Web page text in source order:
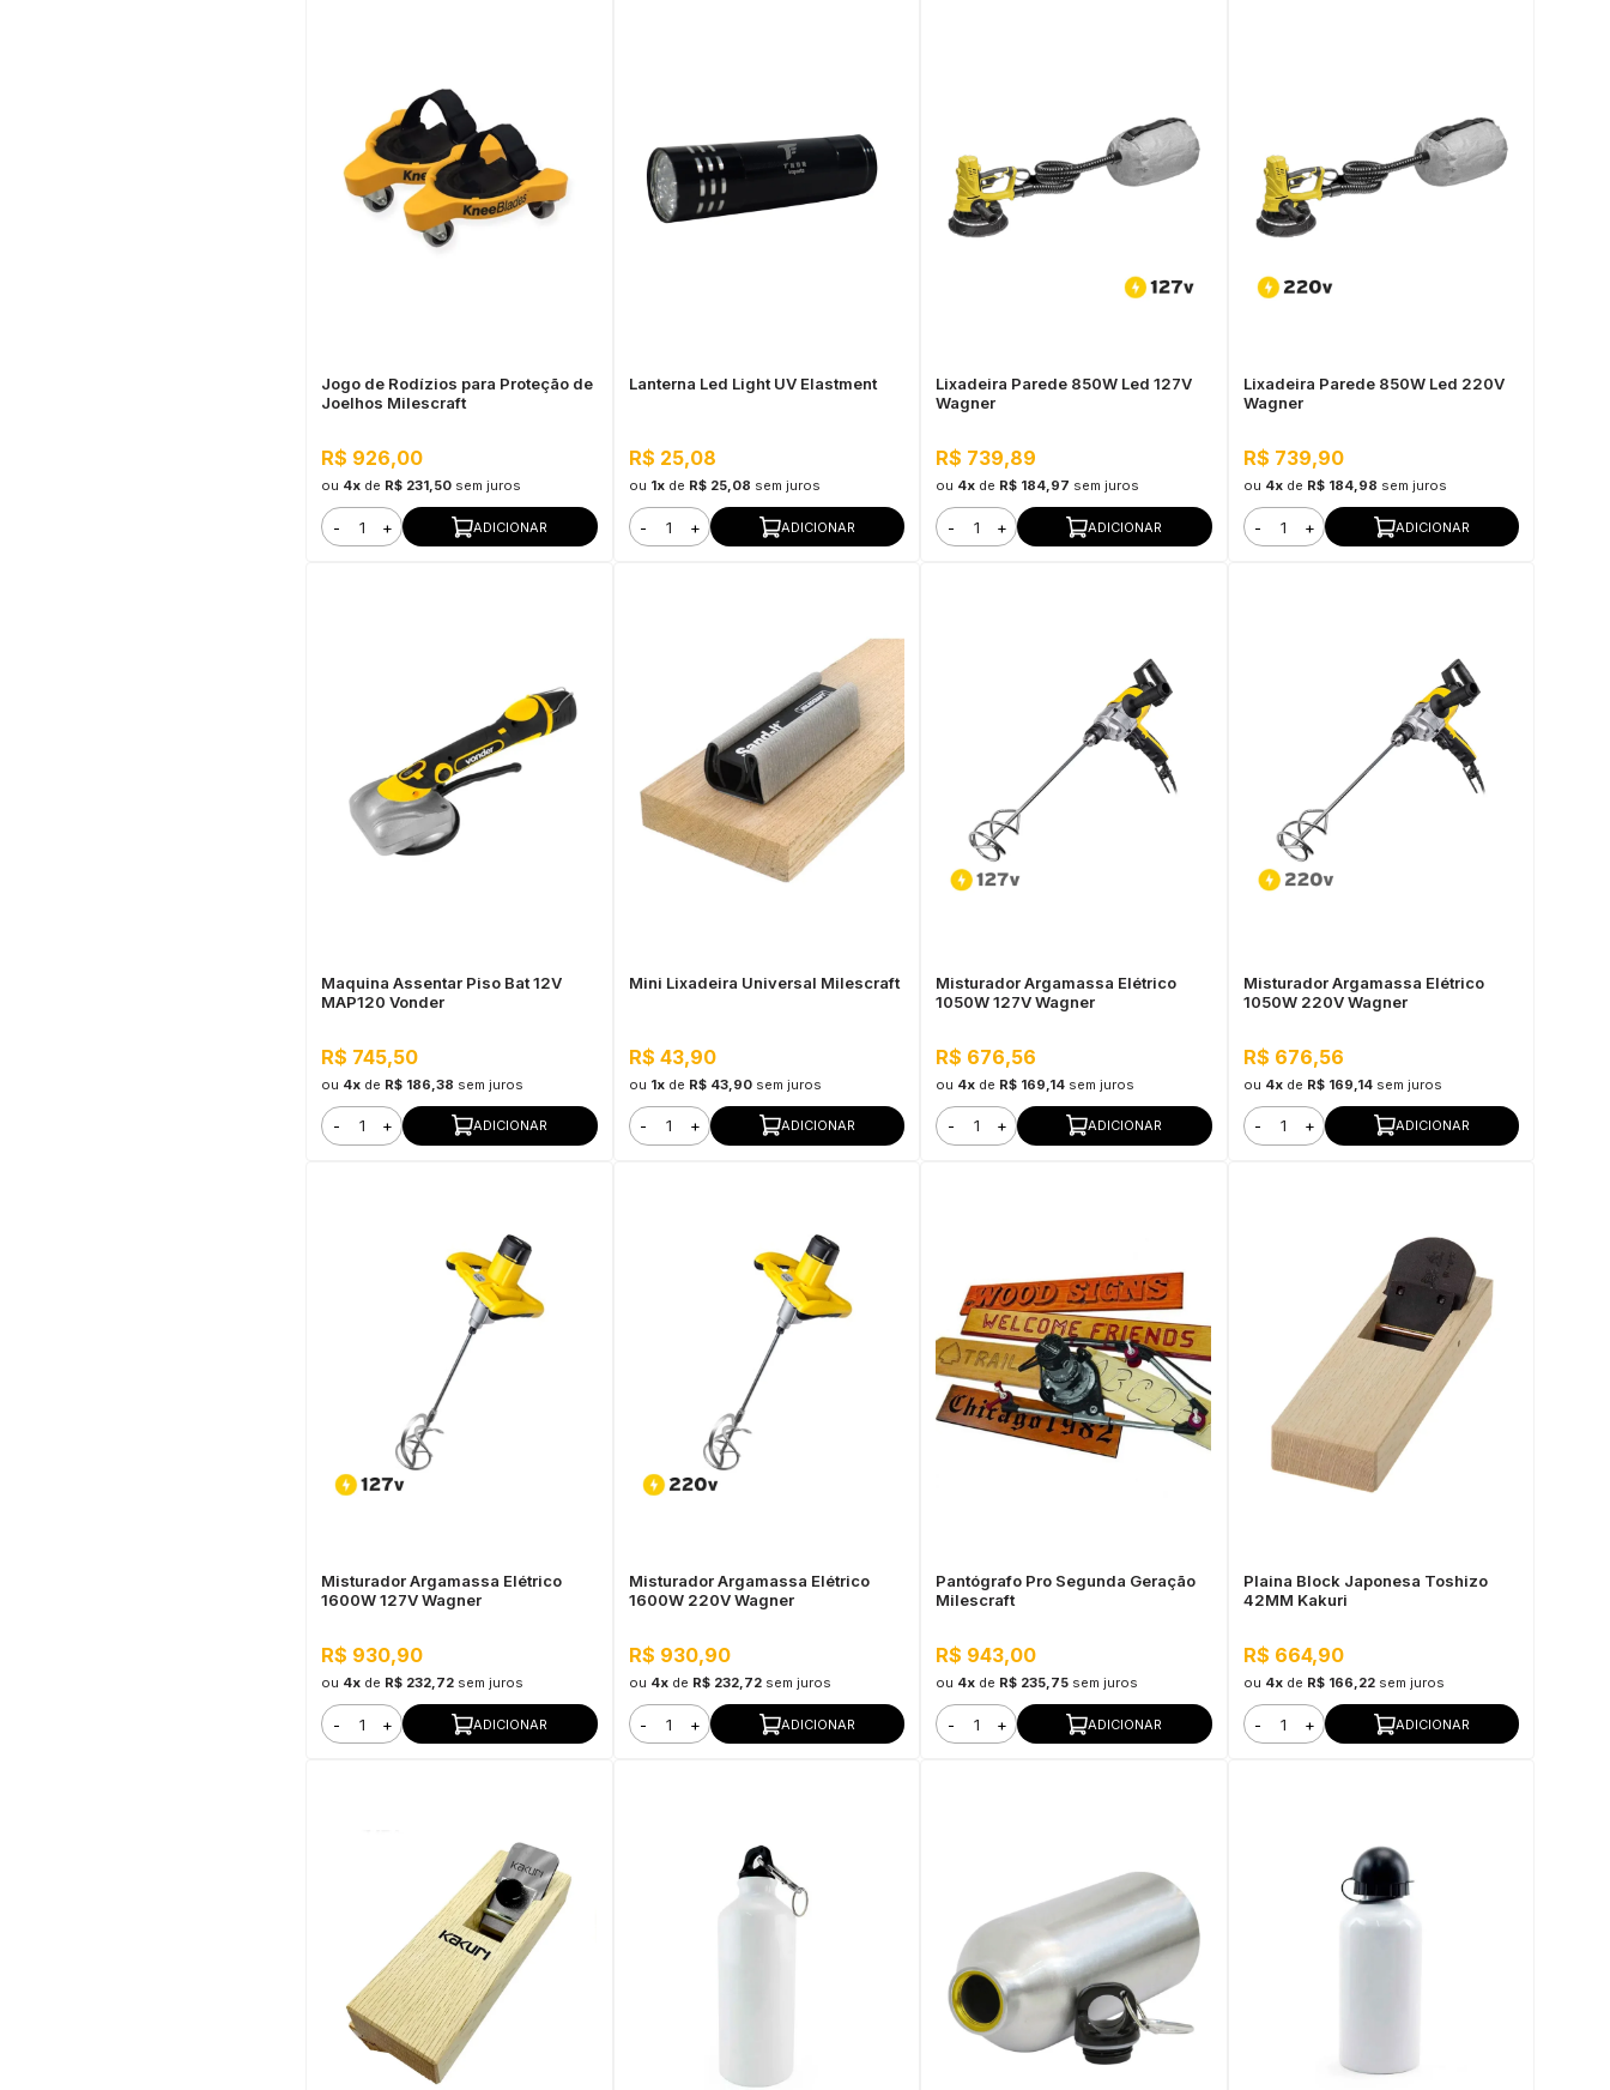
Jogo de Rodízios para Proteção de
Joelhos Milescraft
R$ 926,00
ou 4x de R$ 231,50 sem juros
- + ADICIONAR
Lanterna Led Light UV Elastment
R$ 25,08
ou 1xde R$ 25,08 sem juros
- + ADICIONAR
Lixadeira Parede 850W Led 127V
Wagner
R$ 739,89
ou 4x de R$ 184,97 sem juros
- + ADICIONAR
Lixadeira Parede 850W Led 220V
Wagner
R$ 739,90
ou 4xde R$ 184,98 sem juros
- + ADICIONAR
Maquina Assentar Piso Bat 12V
MAP120 Vonder
R$ 745,50
ou 4x de R$ 186,38 sem juros
- + ADICIONAR
Mini Lixadeira Universal Milescraft
R$ 43,90
ou 1xde R$ 43,90 sem juros
- + ADICIONAR
Misturador Argamassa Elétrico
1050W 127V Wagner
R$ 676,56
ou 4x de R$ 169,14 sem juros
- + ADICIONAR
Misturador Argamassa Elétrico
1050W 220V Wagner
R$ 676,56
ou 4xde R$ 169,14 sem juros
- + ADICIONAR
Misturador Argamassa Elétrico
1600W 127V Wagner
R$ 930,90
ou 4x de R$ 232,72 sem juros
- + ADICIONAR
Misturador Argamassa Elétrico
1600W 220V Wagner
R$ 930,90
ou 4xde R$ 232,72 sem juros
- + ADICIONAR
Pantógrafo Pro Segunda Geração
Milescraft
R$ 943,00
ou 4x de R$ 235,75 sem juros
- + ADICIONAR
Plaina Block Japonesa Toshizo
42MM Kakuri
R$ 664,90
ou 4xde R$ 166,22 sem juros
- + ADICIONAR